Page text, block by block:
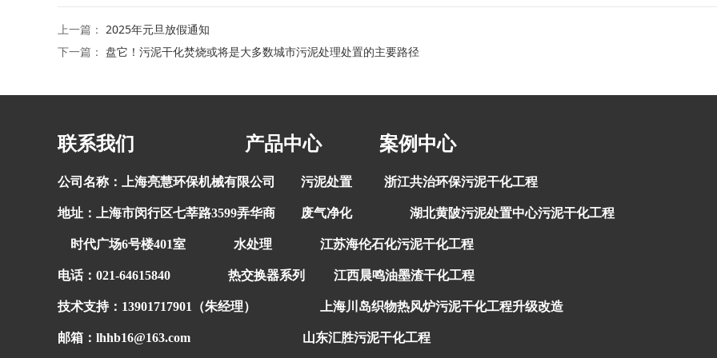
上一篇： 2025年元旦放假通知
下一篇： 盘它！污泥干化焚烧或将是大多数城市污泥处理处置的主要路径
联系我们 产品中心 案例中心
公司名称：上海亮慧环保机械有限公司 污泥处置 浙江共治环保污泥干化工程
地址：上海市闵行区七莘路3599弄华商 废气净化 湖北黄陂污泥处置中心污泥干化工程
时代广场6号楼401室 水处理 江苏海伦石化污泥干化工程
电话：021-64615840 热交换器系列 江西晨鸣油墨渣干化工程
技术支持： 13901717901（朱经理） 上海川岛织物热风炉污泥干化工程升级改造
邮箱：lhhb16@163.com 山东汇胜污泥干化工程